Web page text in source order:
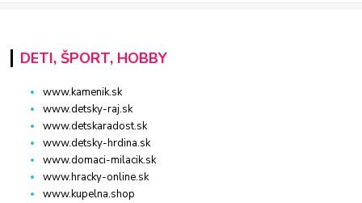
DETI, ŠPORT, HOBBY
www.kamenik.sk
www.detsky-raj.sk
www.detskaradost.sk
www.detsky-hrdina.sk
www.domaci-milacik.sk
www.hracky-online.sk
www.kupelna.shop